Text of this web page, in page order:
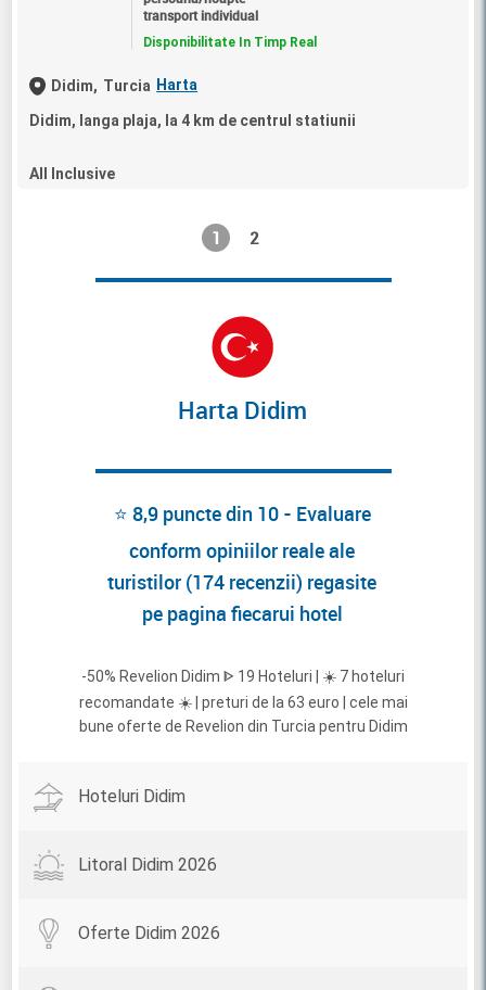
transport individual
Disponibilitate In Timp Real
Didim, Turcia Harta
Didim, langa plaja, la 4 km de centrul statiunii
All Inclusive
1 2
Harta Didim
⭐ 8,9 puncte din 10 - Evaluare
conform opiniilor reale ale
turistilor (174 recenzii) regasite
pe pagina fiecarui hotel
-50% Revelion Didim ᐈ 19 Hoteluri | ☀️ 7 hoteluri
recomandate ☀️ | preturi de la 63 euro | cele mai
bune oferte de Revelion din Turcia pentru Didim
Hoteluri Didim
Litoral Didim 2026
Oferte Didim 2026